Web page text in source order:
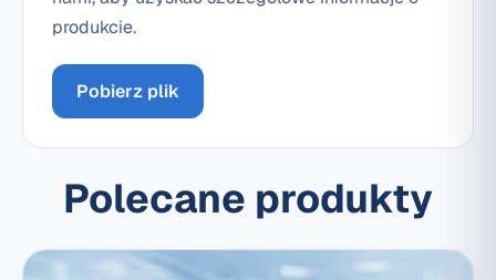
produkcie.
Pobierz plik
Polecane produkty